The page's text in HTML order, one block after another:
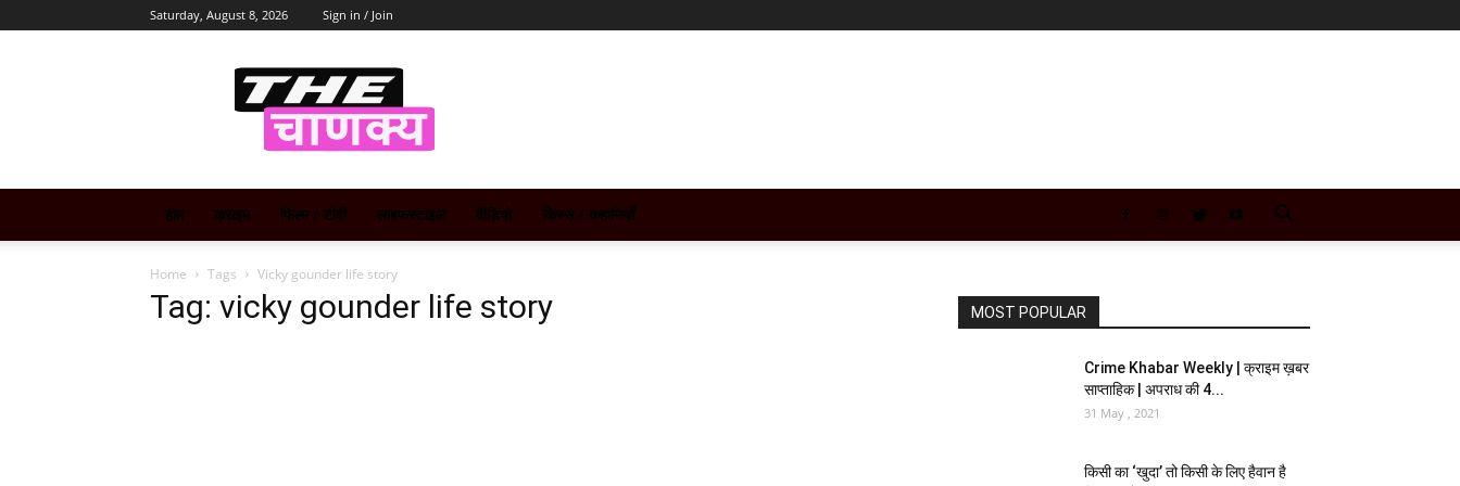
Saturday, August 8, 2026 Sign in / Join
Chanakya
होम क्राइम फिल्म / टीवी लाइफस्टाइल वीडियो किस्से / कहानियाँ
Home Tags Vicky gounder life story
Tag: vicky gounder life story MOST POPULAR
Crime Khabar Weekly | क्राइम ख़बर
साप्ताहिक | अपराध की 4...
31 May , 2021
किसी का ‘खुदा’ तो किसी के लिए हैवान है